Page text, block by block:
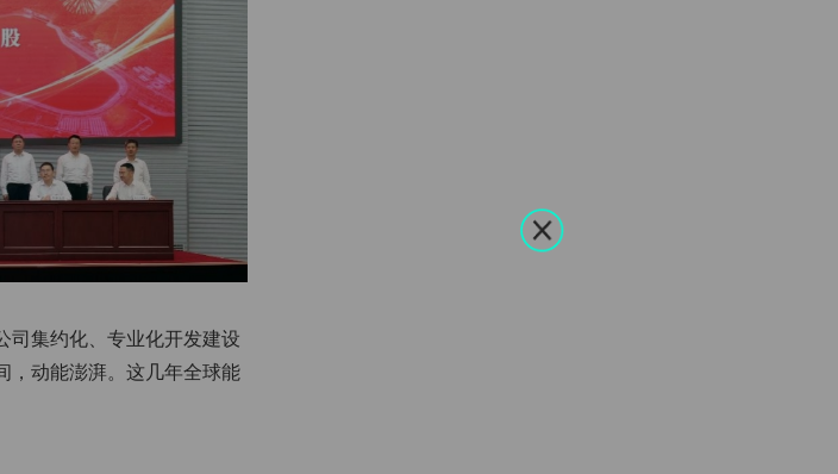
司集约化、专业化开发建设
，动能澎湃。这几年全球能